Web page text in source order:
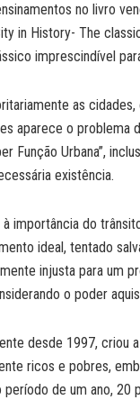
no livro
in History- The
imprescindível
as
aparece o
Função Urbana”,
existência.
importância do
ideal, tentado
injusta para um
o poder
desde 1997, criou
ricos e pobres,
de um ano,